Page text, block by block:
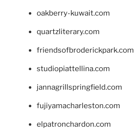
oakberry-kuwait.com
quartzliterary.com
friendsofbroderickpark.com
studiopiattellina.com
jannagrillspringfield.com
fujiyamacharleston.com
elpatronchardon.com